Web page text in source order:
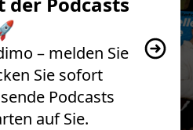
– melden Sie
Sie sofort
Podcasts
auf Sie.